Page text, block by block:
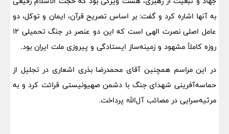
به آنها اشاره کرد و گفت: بر اساس تصریح قرآن، ایمان و توکل، دو
عامل اصلی نصرت الهی است که این دو عنصر در جنگ تحمیلی ۱۲
روزه کاملاً مشهود و زمینه‌ساز ایستادگی و پیروزی ملت ایران بود.
در این مراسم همچنین آقای محمدرضا بذری اشعاری در تجلیل از
حماسه‌آفرینی شهدای جنگ با دشمن صهیونیستی قرائت کرد و به
مرثیه‌سرایی در مصائب آل‌الله پرداخت.